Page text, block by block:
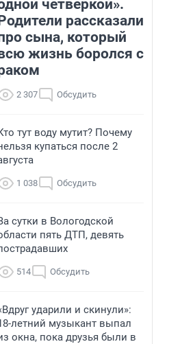
четверкой».
рассказали
сына, который
жизнь боролся с
2 307 Обсудить
тут воду мутит? Почему
купаться после 2
1 038 Обсудить
сутки в Вологодской
пять ДТП, девять
514 Обсудить
ударили и скинули»:
летний музыкант выпал
окна, пока друзья были в